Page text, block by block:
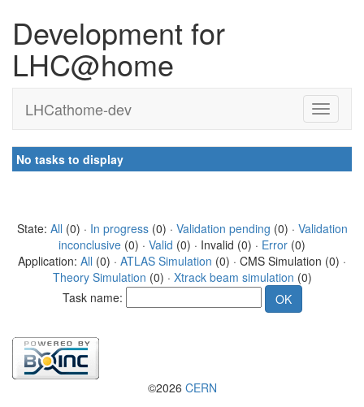
Development for
LHC@home
LHCathome-dev
No tasks to display
State: All (0) · In progress(0) · Validation pending (0) · Validation
inconclusive (0) · Valid (0) · Invalid (0) · Error (0)
Application: All (0) · ATLAS Simulation (0) · CMS Simulation (0) ·
Theory Simulation (0) · Xtrack beam simulation (0)
Task name:
©2026 CERN